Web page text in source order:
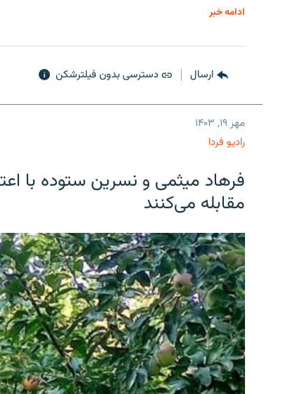
ادامه خبر
ارسال دسترسی بدون فیلترشکن
مهر ۱۹, ۱۴۰۳
رادیو فردا
فرهاد میثمی و نسرین ستوده با
مقابله می‌کنند